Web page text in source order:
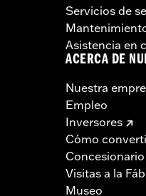
Servicios de
Asistencia en
ACERCA DE
Nuestra
Empleo
Inversores
Cómo
Concesionario
Visitas a la
Museo